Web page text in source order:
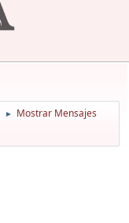
► Mostrar Mensajes